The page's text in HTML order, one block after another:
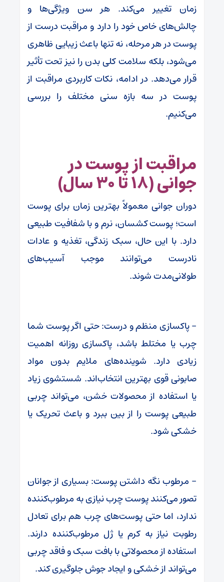
زمان تغییر می‌کند. هر سن ویژگی‌ها و
چالش‌های خاص خود را دارد و مراقبت درست از
پوست در هر مرحله، نه تنها باعث زیبایی ظاهری
می‌شود، بلکه سلامت کلی بدن را نیز تحت تأثیر
قرار می‌دهد. در ادامه، نکات کاربردی مراقبت از
پوست در سه بازه سنی مختلف را بررسی
می‌کنیم.
مراقبت از پوست در
جوانی (۱۸ تا ۳۰ سال)
دوران جوانی معمولاً بهترین زمان برای پوست
است؛ پوست کشسان، نرم و با شفافیت طبیعی
دارد. با این حال، سبک زندگی، تغذیه و عادات
نادرست می‌توانند موجب آسیب‌های
طولانی‌مدت شوند.
– پاکسازی منظم و درست: حتی اگر پوست شما
چرب یا مختلط باشد، پاکسازی روزانه اهمیت
زیادی دارد. شوینده‌های ملایم بدون مواد
صابونی قوی بهترین انتخاب‌اند. شستشوی زیاد
یا استفاده از محصولات خشن، می‌تواند چربی
طبیعی پوست را از بین ببرد و باعث تحریک یا
خشکی شود.
– مرطوب نگه داشتن پوست: بسیاری از جوانان
تصور می‌کنند پوست چرب نیازی به مرطوب‌کننده
ندارد، اما حتی پوست‌های چرب هم برای تعادل
رطوبت نیاز به کرم یا ژل مرطوب‌کننده دارند.
استفاده از محصولاتی با بافت سبک و فاقد چربی
می‌تواند از خشکی و ایجاد جوش جلوگیری کند.